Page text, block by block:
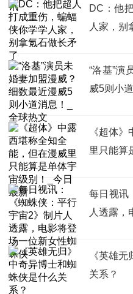
DC：他
人家，别
“洛基”演
威5则小
《超体
里只能算
每日视讯
人透露，
《英雄
关系？